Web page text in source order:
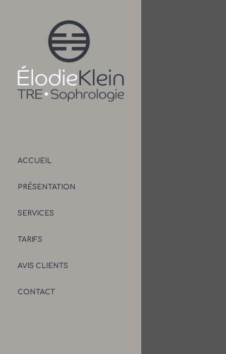
ACCUEIL
PRÉSENTATION
SERVICES
TARIFS
AVIS CLIENTS
CONTACT